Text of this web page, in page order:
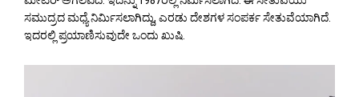
ಸಮುದ್ರದ ಮಧ್ಯೆ ನಿರ್ಮಿಸಲಾಗಿದ್ದು, ಎರಡು ದೇಶಗಳ ಸಂಪರ್ಕ ಸೇತುವೆಯಾಗಿದೆ.
ಇದರಲ್ಲಿ ಪ್ರಯಾಣಿಸುವುದೇ ಒಂದು ಖುಷಿ.